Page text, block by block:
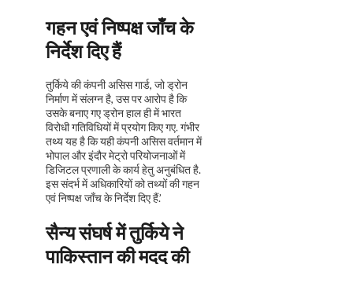
गहन एवं निष्पक्ष जाँच के
निर्देश दिए हैं
तुर्किये की कंपनी असिस गार्ड, जो ड्रोन
निर्माण में संलग्न है, उस पर आरोप है कि
उसके बनाए गए ड्रोन हाल ही में भारत
विरोधी गतिविधियों में प्रयोग किए गए. गंभीर
तथ्य यह है कि यही कंपनी असिस वर्तमान में
भोपाल और इंदौर मेट्रो परियोजनाओं में
डिजिटल प्रणाली के कार्य हेतु अनुबंधित है.
इस संदर्भ में अधिकारियों को तथ्यों की गहन
एवं निष्पक्ष जाँच के निर्देश दिए हैं.’
सैन्य संघर्ष में तुर्किये ने
पाकिस्तान की मदद की